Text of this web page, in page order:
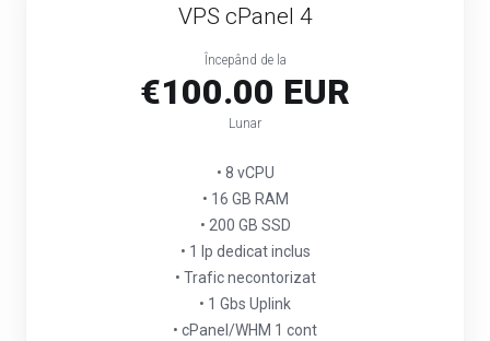
VPS cPanel 4
Începând de la
€100.00 EUR
Lunar
• 8 vCPU
• 16 GB RAM
• 200 GB SSD
• 1 Ip dedicat inclus
• Trafic necontorizat
• 1 Gbs Uplink
• cPanel/WHM 1 cont